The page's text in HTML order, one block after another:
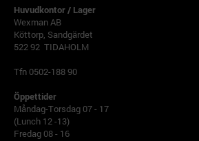
Huvudkontor / Lager
Wexman AB
Köttorp, Sandgärdet
522 92 TIDAHOLM
Tfn 0502-188 90
Öppettider
Måndag-Torsdag 07 - 17
(Lunch 12 -13)
Fredag 08 - 16